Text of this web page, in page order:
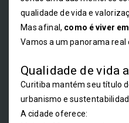
qualidade de vida e
Mas afinal, como é viver
Vamos a um panorama real
Qualidade de vida
Curitiba mantém seu título
urbanismo e
A cidade oferece: